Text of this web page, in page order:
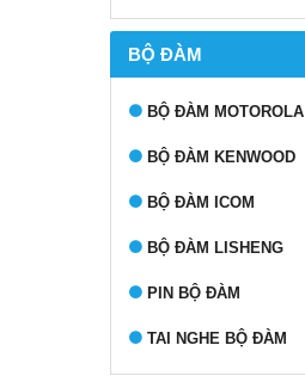
BỘ ĐÀM
BỘ ĐÀM MOTOROLA
BỘ ĐÀM KENWOOD
BỘ ĐÀM ICOM
BỘ ĐÀM LISHENG
PIN BỘ ĐÀM
TAI NGHE BỘ ĐÀM